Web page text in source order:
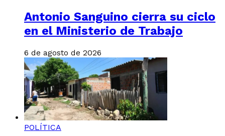
Antonio Sanguino cierra su ciclo
en el Ministerio de Trabajo
6 de agosto de 2026
POLÍTICA